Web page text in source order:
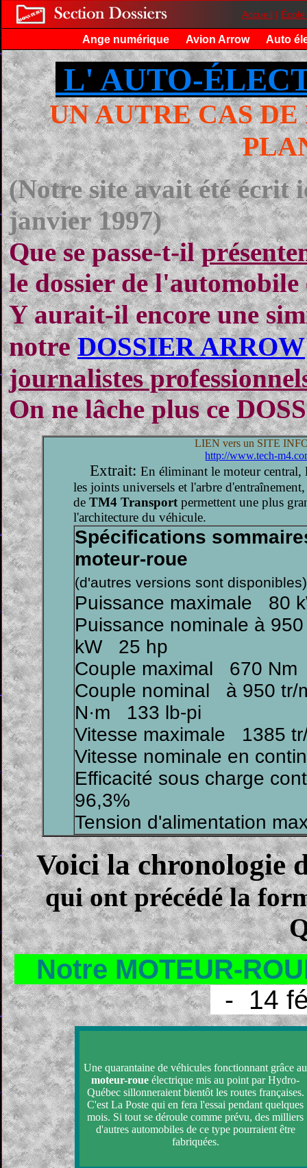
Accueil |
Ange numérique Avion Arrow Auto
L' AUTO-
UN AUTRE CAS
(Notre site avait été écrit
janvier1997)
Que se passe-t-il
le dossier de
Y aurait-il encore une
notreDOSSIER ARROW
journalistes
On ne lâche plus ce
LIEN vers un SITE
http://www.tech-
Extrait: En éliminant le moteur
les joints universels et l'arbre
de TM4 Transport permettent une plus
l'architecture du véhicule.
Spécifications
moteur-roue
(d'autres versions sont disponibles)
Puissance maximale 80
Puissance nominale à
kW 25 hp
Couple maximal 670
Couple nominal à 950
N·m 133 lb-pi
Vitesse maximale 1385
Vitesse nominale en
Efficacité sous charge
96,3%
Tension d'alimentation
Voici la chronologie
qui ont précédé la
Notre MOTEUR-
- 14
Une quarantaine de véhicules fonctionnant grâce au
moteur-roue électrique mis au point par Hydro-
Québec sillonneraient bientôt les routes françaises.
C'est La Poste qui en fera l'essai pendant quelques
mois. Si tout se déroule comme prévu, des milliers
d'autres automobiles de ce type pourraient être
fabriquées.